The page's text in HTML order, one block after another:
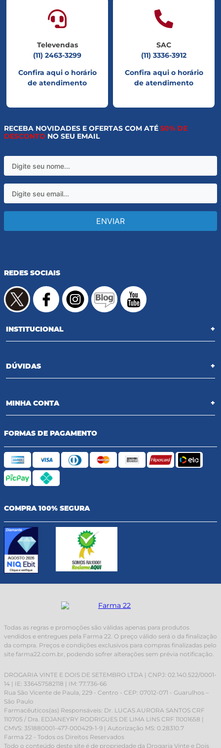
Televendas
(11) 2463-3299
Confira aqui o horário
de atendimento
SAC
(11) 3336-3912
Confira aqui o horário
de atendimento
RECEBA NOVIDADES E OFERTAS COM ATÉ 50% DE
DESCONTO NO SEU EMAIL
ENVIAR
REDES SOCIAIS
INSTITUCIONAL +
DÚVIDAS +
MINHA CONTA +
FORMAS DE PAGAMENTO
COMPRA 100% SEGURA
Todas as regras e promoções são válidas apenas para produtos
vendidos e entregues pela Farma 22. O preço válido será o da finalização
da compra. Preços e condições exclusivos para compras finalizadas pelo
site farma22.com.br, podendo sofrer alterações sem prévia notificação.
DROGARIA VINTE E DOIS DE SETEMBRO LTDA | CNPJ: 02.140.522/0001-
14 | IE: 336457582118 | IM: 77.736-66
Rua São Vicente de Paula, 229 - Centro - CEP: 07012-071 - Guarulhos –
São Paulo
Farmacêuticos(as) Responsáveis: Dr. LUCAS AURORA SANTOS CRF
110705 / Dra. EDJANEYRY RODRIGUES DE LIMA LINS CRF 11001658 |
CMVS: 351880001-477-000429-1-9 | Autorização MS: 0.28310.7
Farma 22 - Todos os Direitos Reservados
Todo o conteúdo deste site é de propriedade da Drogaria Vinte e Dois